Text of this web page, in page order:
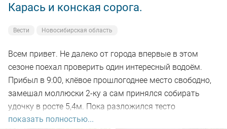
Карась и конская сорога.
Вести Новосибирская область
Всем привет. Не далеко от города впервые в этом
сезоне поехал проверить один интересный водоём.
Прибыл в 9:00, клёвое прошлогоднее место свободно,
замешал моллюски 2-ку а сам принялся собирать
удочку в росте 5,4м. Пока разложился тесто
настоялось, 5-ть закормочных забросов и в бой.
показать полностью...